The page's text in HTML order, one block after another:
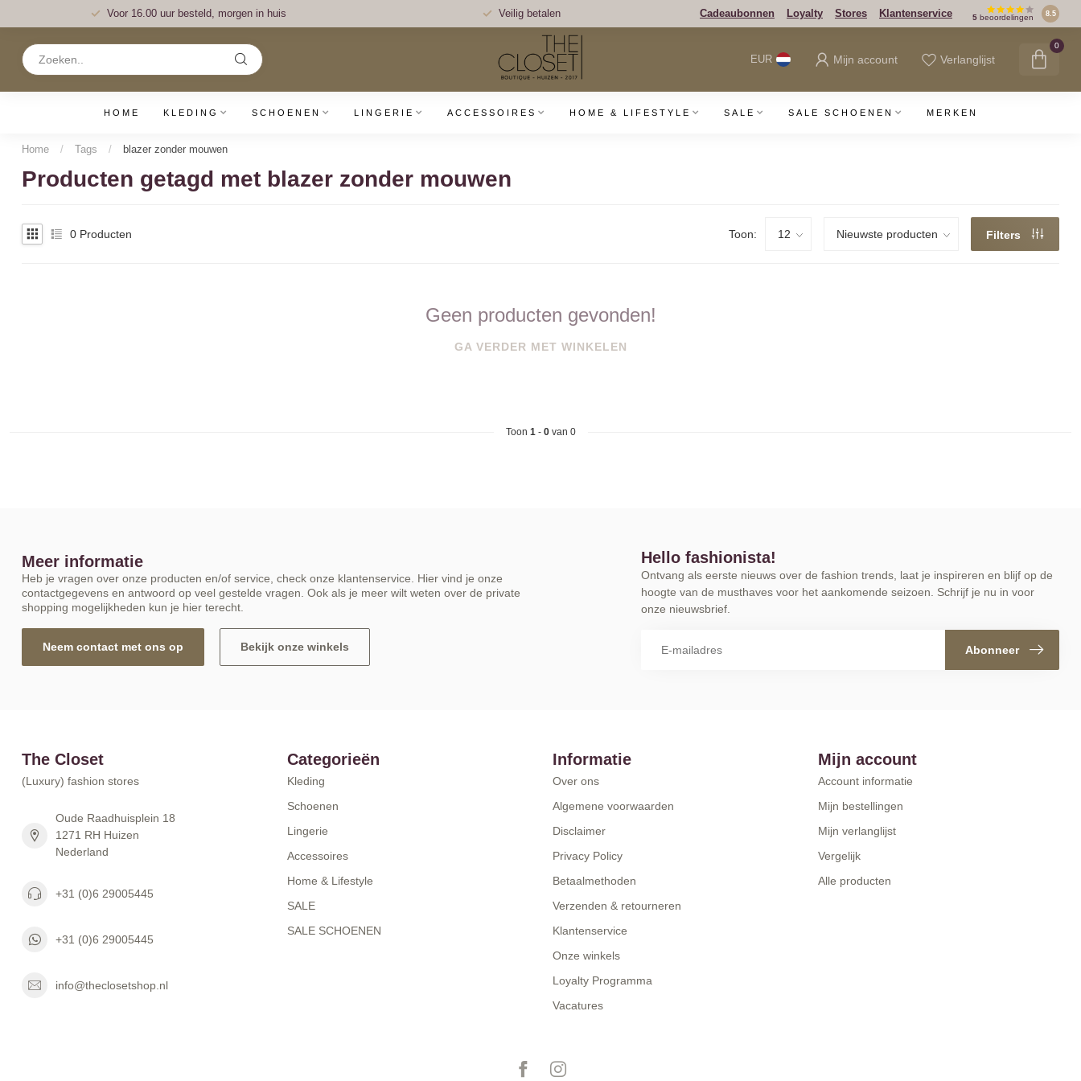
Voor 16.00 uur besteld, morgen in huis Veilig betalen Cadeaubonnen Loyalty Stores Klantenservice 5 beoordelingen 8.5
EUR Mijn account Verlanglijst
0
HOME KLEDING SCHOENEN LINGERIE ACCESSOIRES HOME & LIFESTYLE SALE SALE SCHOENEN MERKEN
Home / Tags / blazer zonder mouwen
Producten getagd met blazer zonder mouwen
0 Producten Toon: Filters
Geen producten gevonden!
GA VERDER MET WINKELEN
Toon 1- 0van 0
Meer informatie
Heb je vragen over onze producten en/of service, check onze klantenservice. Hier vind je onze
contactgegevens en antwoord op veel gestelde vragen. Ook als je meer wilt weten over de private
shopping mogelijkheden kun je hier terecht.
Neem contact met ons op Bekijk onze winkels
Hello fashionista!
Ontvang als eerste nieuws over de fashion trends, laat je inspireren en blijf op de
hoogte van de musthaves voor het aankomende seizoen. Schrijf je nu in voor
onze nieuwsbrief.
Abonneer
The Closet
(Luxury) fashion stores
Oude Raadhuisplein 18
1271 RH Huizen
Nederland
+31 (0)6 29005445
+31 (0)6 29005445
info@theclosetshop.nl
Categorieën
Kleding
Schoenen
Lingerie
Accessoires
Home & Lifestyle
SALE
SALE SCHOENEN
Informatie
Over ons
Algemene voorwaarden
Disclaimer
Privacy Policy
Betaalmethoden
Verzenden & retourneren
Klantenservice
Onze winkels
Loyalty Programma
Vacatures
Mijn account
Account informatie
Mijn bestellingen
Mijn verlanglijst
Vergelijk
Alle producten